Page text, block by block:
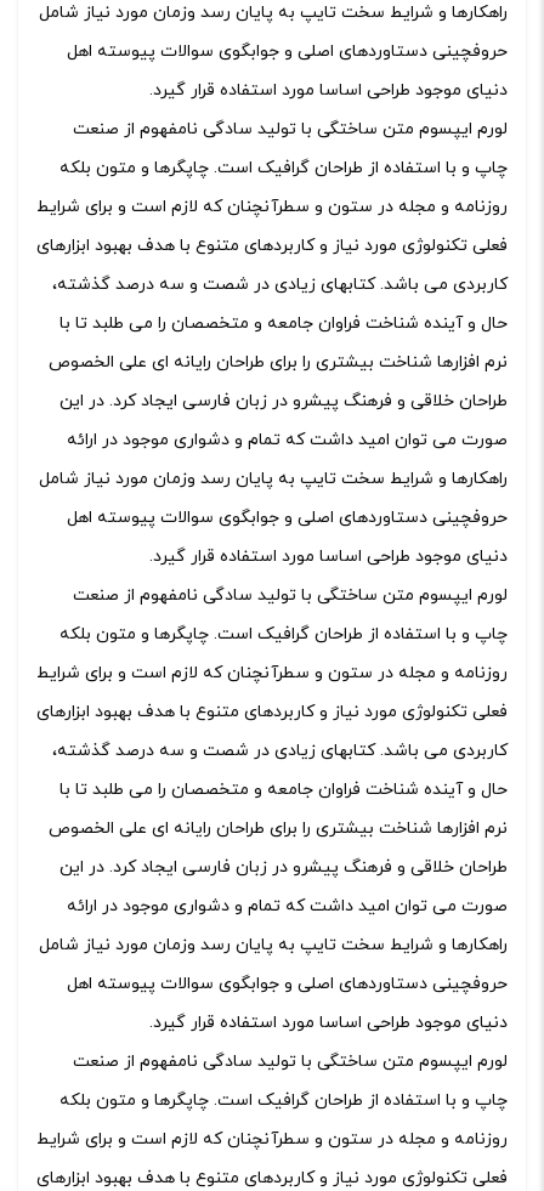
راهکارها و شرایط سخت تایپ به پایان رسد وزمان مورد نیاز شامل
حروفچینی دستاوردهای اصلی و جوابگوی سوالات پیوسته اهل
دنیای موجود طراحی اساسا مورد استفاده قرار گیرد.
لورم ایپسوم متن ساختگی با تولید سادگی نامفهوم از صنعت
چاپ و با استفاده از طراحان گرافیک است. چاپگرها و متون بلکه
روزنامه و مجله در ستون و سطرآنچنان که لازم است و برای شرایط
فعلی تکنولوژی مورد نیاز و کاربردهای متنوع با هدف بهبود ابزارهای
کاربردی می باشد. کتابهای زیادی در شصت و سه درصد گذشته،
حال و آینده شناخت فراوان جامعه و متخصصان را می طلبد تا با
نرم افزارها شناخت بیشتری را برای طراحان رایانه ای علی الخصوص
طراحان خلاقی و فرهنگ پیشرو در زبان فارسی ایجاد کرد. در این
صورت می توان امید داشت که تمام و دشواری موجود در ارائه
راهکارها و شرایط سخت تایپ به پایان رسد وزمان مورد نیاز شامل
حروفچینی دستاوردهای اصلی و جوابگوی سوالات پیوسته اهل
دنیای موجود طراحی اساسا مورد استفاده قرار گیرد.
لورم ایپسوم متن ساختگی با تولید سادگی نامفهوم از صنعت
چاپ و با استفاده از طراحان گرافیک است. چاپگرها و متون بلکه
روزنامه و مجله در ستون و سطرآنچنان که لازم است و برای شرایط
فعلی تکنولوژی مورد نیاز و کاربردهای متنوع با هدف بهبود ابزارهای
کاربردی می باشد. کتابهای زیادی در شصت و سه درصد گذشته،
حال و آینده شناخت فراوان جامعه و متخصصان را می طلبد تا با
نرم افزارها شناخت بیشتری را برای طراحان رایانه ای علی الخصوص
طراحان خلاقی و فرهنگ پیشرو در زبان فارسی ایجاد کرد. در این
صورت می توان امید داشت که تمام و دشواری موجود در ارائه
راهکارها و شرایط سخت تایپ به پایان رسد وزمان مورد نیاز شامل
حروفچینی دستاوردهای اصلی و جوابگوی سوالات پیوسته اهل
دنیای موجود طراحی اساسا مورد استفاده قرار گیرد.
لورم ایپسوم متن ساختگی با تولید سادگی نامفهوم از صنعت
چاپ و با استفاده از طراحان گرافیک است. چاپگرها و متون بلکه
روزنامه و مجله در ستون و سطرآنچنان که لازم است و برای شرایط
فعلی تکنولوژی مورد نیاز و کاربردهای متنوع با هدف بهبود ابزارهای